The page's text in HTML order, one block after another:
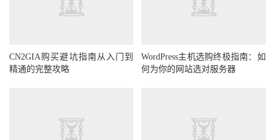
CN2GIA购买避坑指南从入门到
精通的完整攻略
WordPress主机选购终极指南：如
何为你的网站选对服务器